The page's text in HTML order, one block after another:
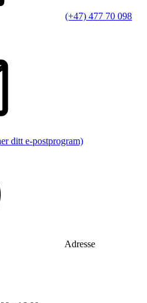
(+47) 477 70 098
ditt e-postprogram)
Adresse